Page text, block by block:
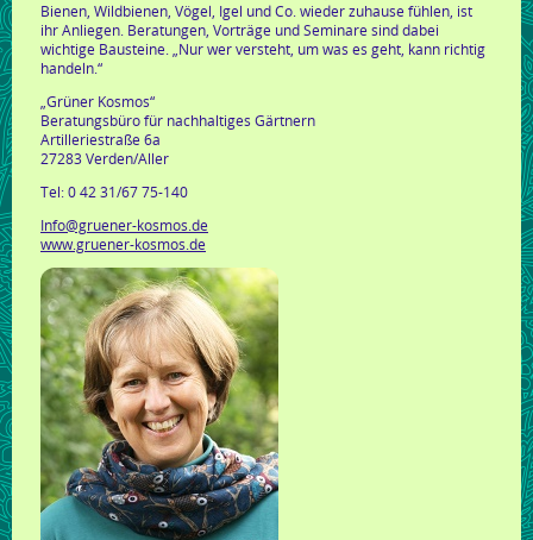
Bienen, Wildbienen, Vögel, Igel und Co. wieder zuhause fühlen, ist
ihr Anliegen. Beratungen, Vorträge und Seminare sind dabei
wichtige Bausteine. „Nur wer versteht, um was es geht, kann richtig
handeln.“
„Grüner Kosmos“
Beratungsbüro für nachhaltiges Gärtnern
Artilleriestraße 6a
27283 Verden/Aller
Tel: 0 42 31/67 75-140
Info@gruener-kosmos.de
www.gruener-kosmos.de